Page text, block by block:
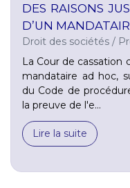
DES RAISONS
D’UN
Droit des sociétés /
La Cour de cassation
mandataire ad hoc,
du Code de
la preuve de l'e...
Lire la suite